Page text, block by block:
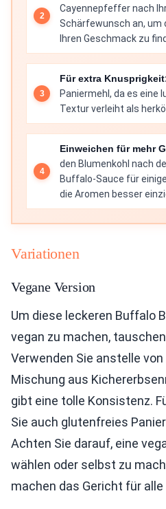
Cayennepfeffer nach
Schärfewunsch an, um
Ihren Geschmack zu
Für extra
Paniermehl, da es eine
Textur verleiht als
Einweichen für mehr
den Blumenkohl nach
Buffalo-Sauce für
die Aromen besser
Variationen
Vegane Version
Um diese leckeren Buffalo
vegan zu machen,
Verwenden Sie anstelle
Mischung aus
gibt eine tolle Konsistenz.
Sie auch glutenfreies
Achten Sie darauf, eine
wählen oder selbst zu
machen das Gericht für